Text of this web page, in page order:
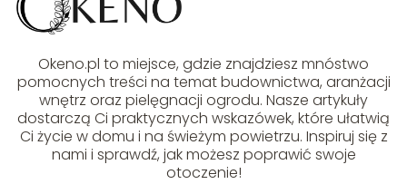
Okeno.pl to miejsce, gdzie znajdziesz mnóstwo
pomocnych treści na temat budownictwa, aranżacji
wnętrz oraz pielęgnacji ogrodu. Nasze artykuły
dostarczą Ci praktycznych wskazówek, które ułatwią
Ci życie w domu i na świeżym powietrzu. Inspiruj się z
nami i sprawdź, jak możesz poprawić swoje
otoczenie!